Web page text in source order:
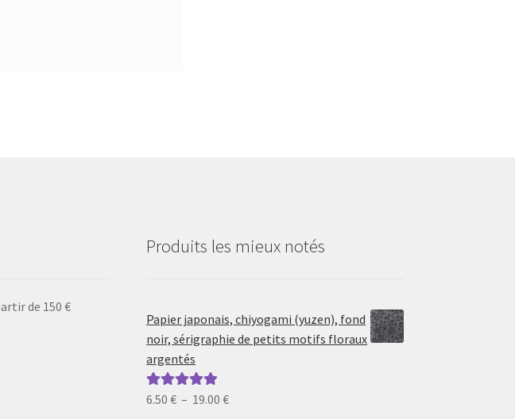
de 150 €
Produits les mieux notés
Papier japonais, chiyogami (yuzen), fond
noir, sérigraphie de petits motifs floraux
argentés
Note5.00sur
6.50€ – 19.00€Plage